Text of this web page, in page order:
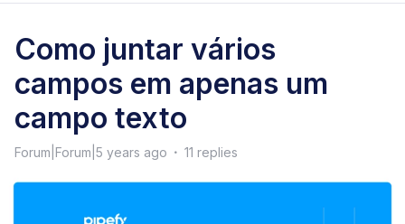
Como juntar vários
campos em apenas um
campo texto
Forum|Forum|5 years ago 11 replies